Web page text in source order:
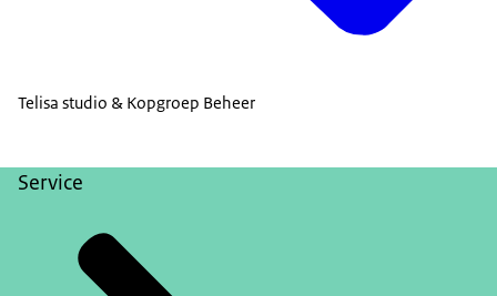
Telisa studio & Kopgroep Beheer
Service